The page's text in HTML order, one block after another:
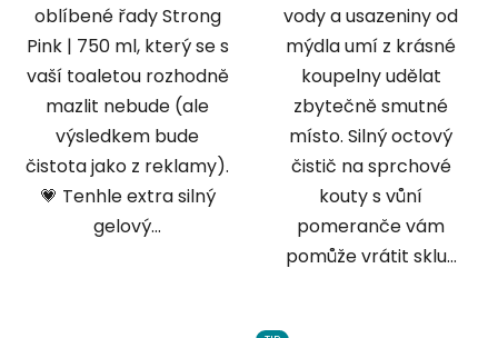
oblíbené řady Strong
Pink | 750 ml, který se s
vaší toaletou rozhodně
mazlit nebude (ale
výsledkem bude
čistota jako z reklamy).
💗 Tenhle extra silný
gelový...
vody a usazeniny od
mýdla umí z krásné
koupelny udělat
zbytečně smutné
místo. Silný octový
čistič na sprchové
kouty s vůní
pomeranče vám
pomůže vrátit sklu...